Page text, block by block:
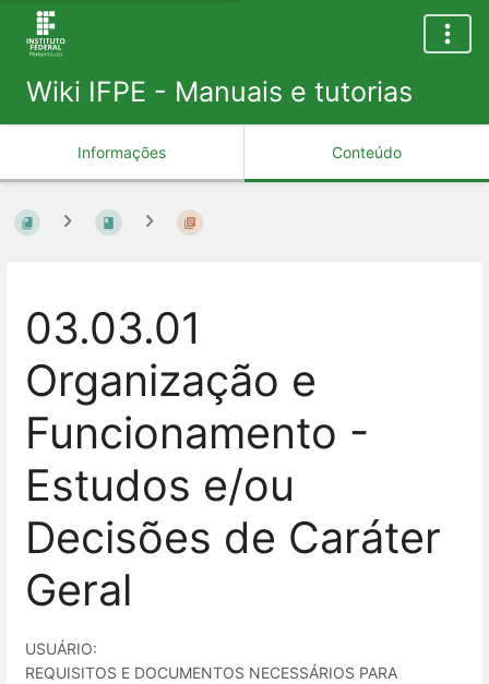
Wiki IFPE - Manuais e tutorias
Informações Conteúdo
03.03.01
Organização e
Funcionamento -
Estudos e/ou
Decisões de Caráter
Geral
USUÁRIO:
REQUISITOS E DOCUMENTOS NECESSÁRIOS PARA